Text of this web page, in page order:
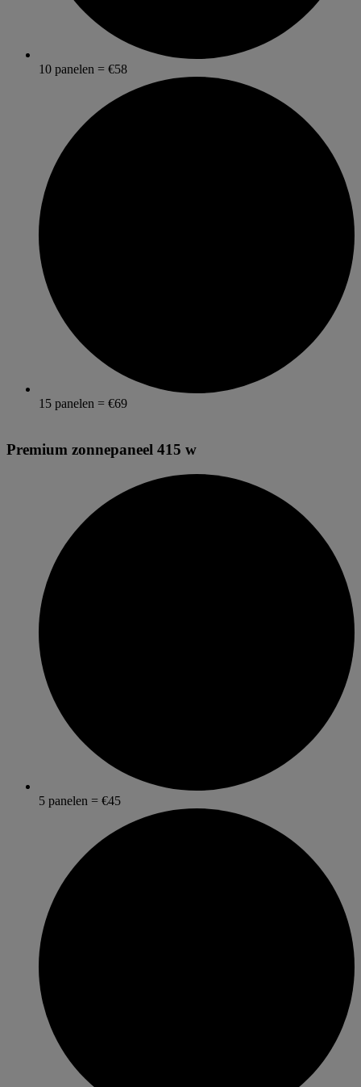
10 panelen = €58
15 panelen = €69
Premium zonnepaneel 415 w
5 panelen = €45